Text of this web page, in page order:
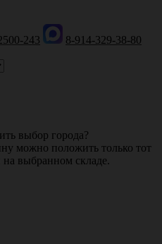
243
8-914-329-38-80
выбор города?
можно положить только тот
на выбранном складе.